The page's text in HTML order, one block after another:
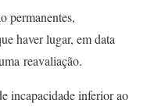
permanentes,
haver lugar, em data
reavaliação.
incapacidade inferior ao